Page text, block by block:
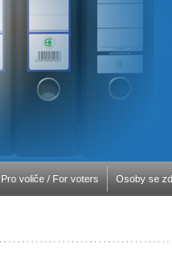
Pro voliče / For voters Osoby se